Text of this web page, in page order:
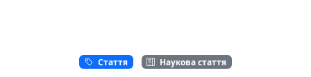
Стаття Наукова стаття